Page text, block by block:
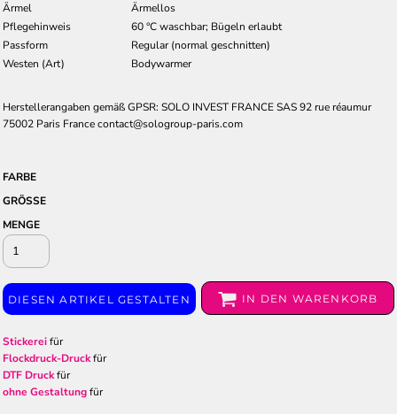
Ärmel
Ärmellos
Pflegehinweis
60 °C waschbar; Bügeln erlaubt
Passform
Regular (normal geschnitten)
Westen (Art)
Bodywarmer
Herstellerangaben gemäß GPSR: SOLO INVEST FRANCE SAS 92 rue réaumur
75002 Paris France contact@sologroup-paris.com
FARBE
GRÖSSE
MENGE
DIESEN ARTIKEL GESTALTEN IN DEN WARENKORB
Stickereifür
Flockdruck-Druckfür
DTF Druckfür
ohne Gestaltungfür